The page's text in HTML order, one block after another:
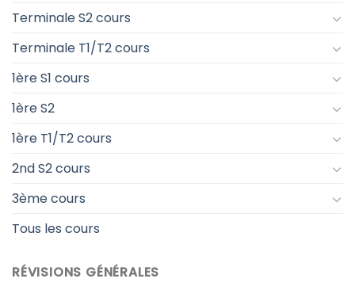
Terminale S2 cours
Terminale T1/T2 cours
1ère S1 cours
1ère S2
1ère T1/T2 cours
2nd S2 cours
3ème cours
Tous les cours
RÉVISIONS GÉNÉRALES